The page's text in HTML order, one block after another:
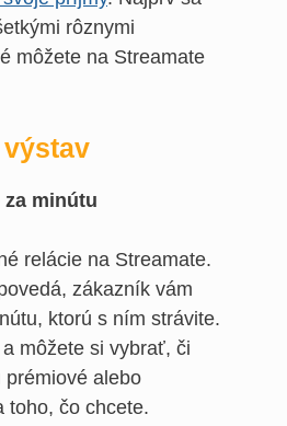
rôznymi
môžete na Streamate
minútu
relácie na Streamate.
zákazník vám
ktorú s ním strávite.
môžete si vybrať, či
alebo
toho, čo chcete.